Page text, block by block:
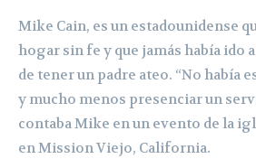
Mike Cain, es un estadounidense
hogar sin fe y que jamás había ido
de tener un padre ateo. “No había
y mucho menos presenciar un
contaba Mike en un evento de la
en Mission Viejo, California.